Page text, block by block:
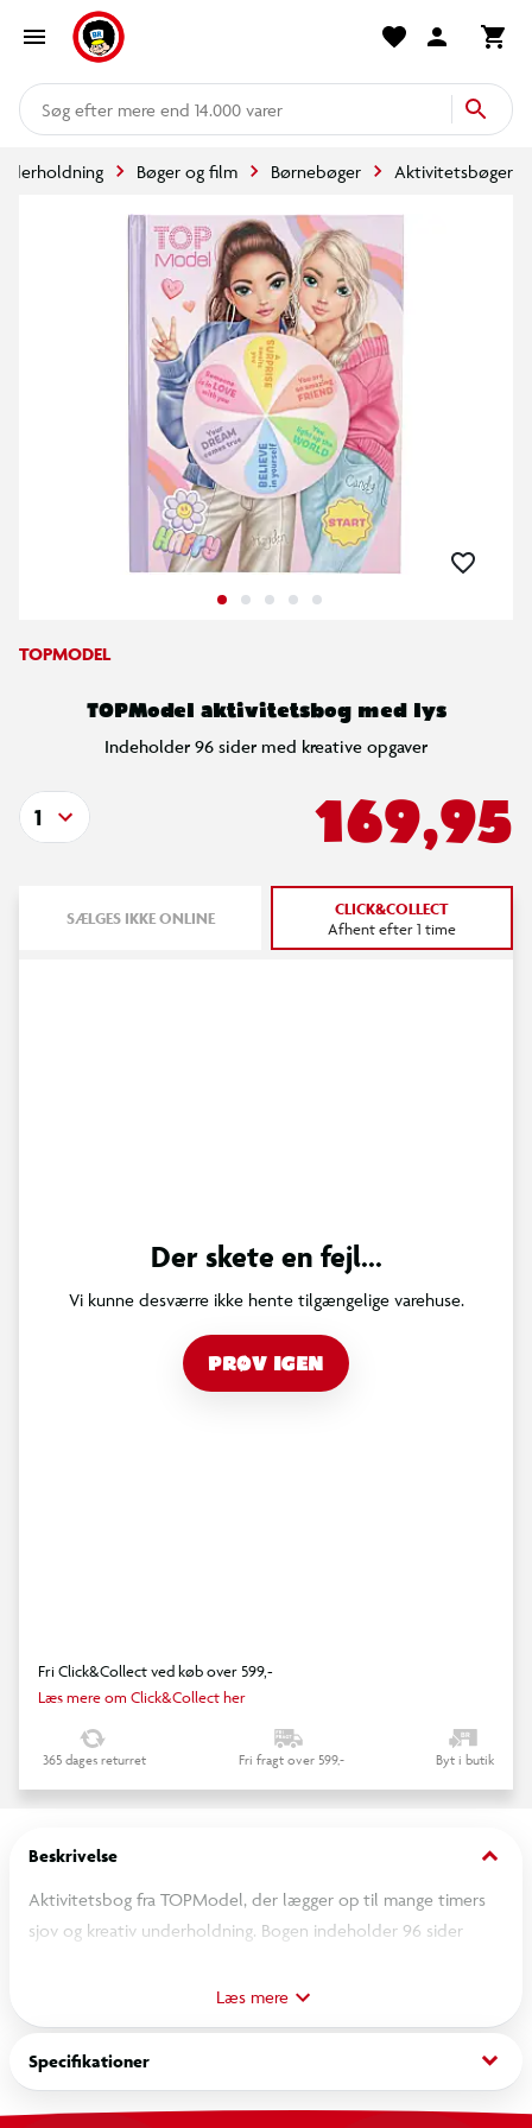
mere end 14.000 varer
Bøger og film Børnebøger Aktivitetsbøger
TOPMODEL
TOPModel aktivitetsbog med lys
Indeholder 96 sider med kreative opgaver
169,95
1
SÆLGES IKKE ONLINE CLICK&COLLECT
Afhent efter 1 time
Der skete en fejl...
Vi kunne desværre ikke hente tilgængelige varehuse.
PRØV IGEN
Fri Click&Collect ved køb over 599,-
Læs mere om Click&Collect her
365 dages returret Fri fragt over 599,- Byt i butik
Beskrivelse keyboard_arrow_down
Aktivitetsbog fra TOPModel, der lægger op til mange timers
sjov og kreativ underholdning. Bogen indeholder 96 sider
opgaver. På bogens forside er der udover et sødt motiv af
TOPModellerne Hayden og Candy, en farverig roulette med
opløftende og humørrige tekster (på engelsk). Tryk på
knappen, og tekstfelterne vil lyse op på skift i ca. 10 sekunder
sammen med lyden af en roulette, inden lyset stopper ved en
Læs mere
Specifikationer keyboard_arrow_down